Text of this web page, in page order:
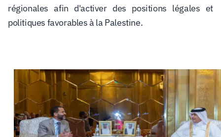
régionales afin d'activer des positions légales et
politiques favorables à la Palestine.